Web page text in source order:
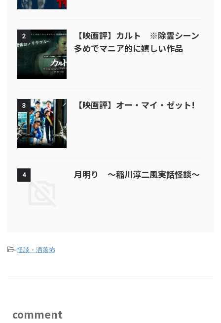
2
【映画評】カルト ※除霊シーン
多めでマニア的に嬉しい作品
3 【映画評】オー・マイ・ゼット!
4 月明り ～稲川淳二風実話怪談～
-怪談・洒落怖
comment